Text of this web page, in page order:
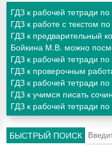
ГДЗ к рабочей тетради
ГДЗ к работе с текстом
ГДЗ к предварительный
Бойкина М.В. можно
ГДЗ к рабочей тетради
ГДЗ к проверочным
ГДЗ к рабочей тетради
ГДЗ к учимся писать
ГДЗ к рабочей тетради
БЫСТРЫЙ ПОИСК